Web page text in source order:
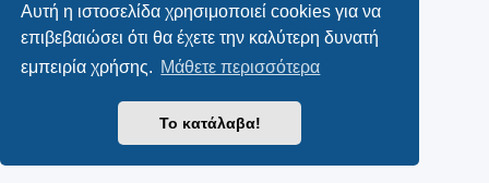
Αυτή η ιστοσελίδα χρησιμοποιεί cookies για να
επιβεβαιώσει ότι θα έχετε την καλύτερη δυνατή
εμπειρία χρήσης. Μάθετε περισσότερα
Το κατάλαβα!